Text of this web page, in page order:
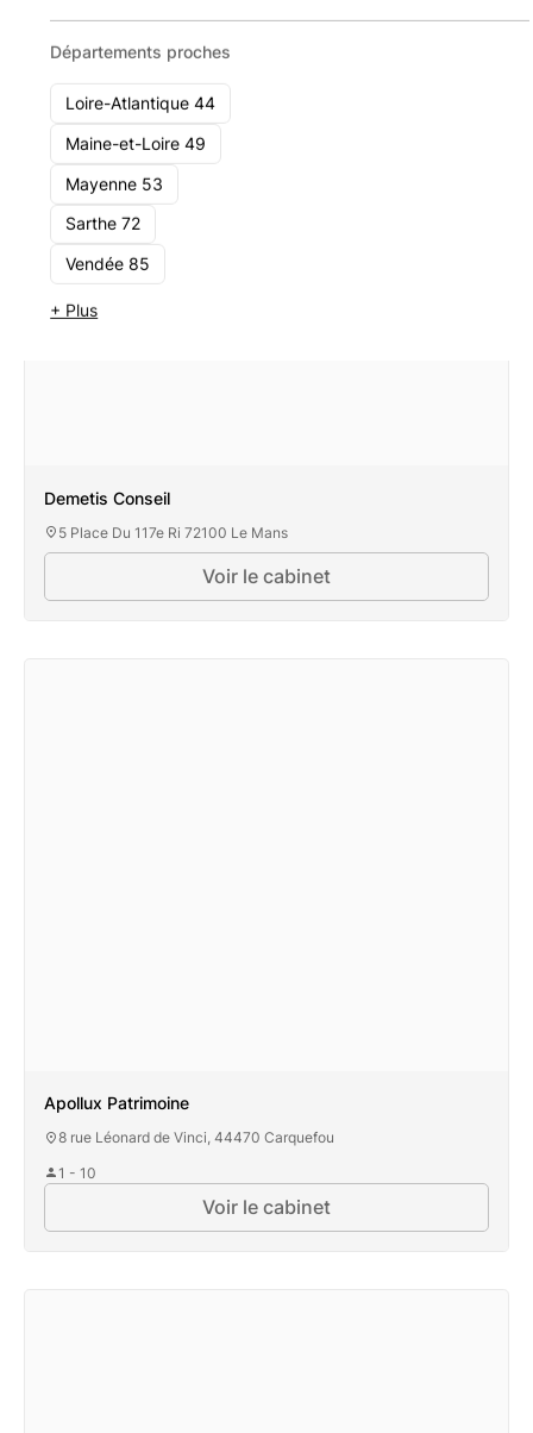
Départements proches
Loire-Atlantique 44
Maine-et-Loire 49
Mayenne 53
Sarthe 72
Vendée 85
+ Plus
Demetis Conseil
5 Place Du 117e Ri 72100 Le Mans
Voir le cabinet
Apollux Patrimoine
8 rue Léonard de Vinci, 44470 Carquefou
1 - 10
Voir le cabinet